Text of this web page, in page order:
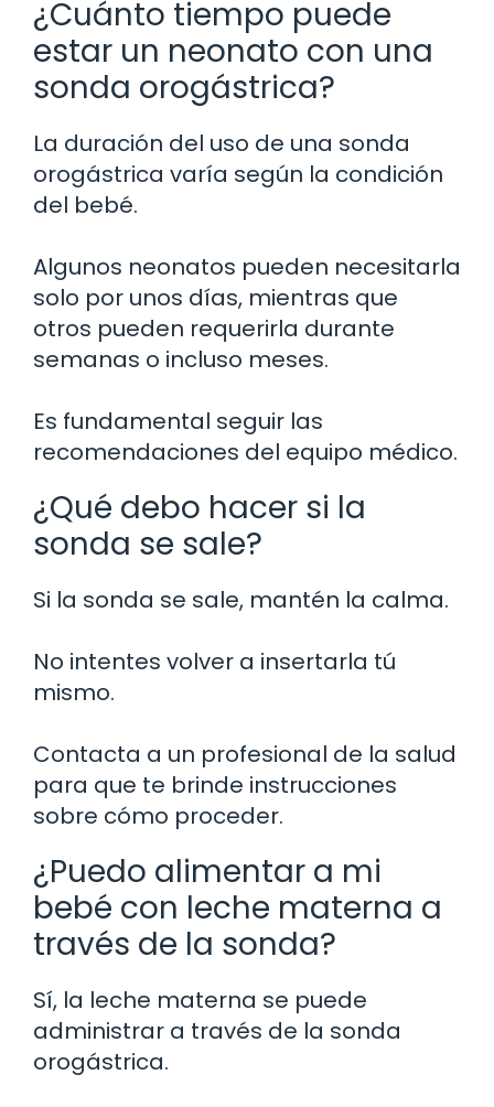
¿Cuánto tiempo puede
estar un neonato con una
sonda orogástrica?
La duración del uso de una sonda
orogástrica varía según la condición
del bebé.
Algunos neonatos pueden necesitarla
solo por unos días, mientras que
otros pueden requerirla durante
semanas o incluso meses.
Es fundamental seguir las
recomendaciones del equipo médico.
¿Qué debo hacer si la
sonda se sale?
Si la sonda se sale, mantén la calma.
No intentes volver a insertarla tú
mismo.
Contacta a un profesional de la salud
para que te brinde instrucciones
sobre cómo proceder.
¿Puedo alimentar a mi
bebé con leche materna a
través de la sonda?
Sí, la leche materna se puede
administrar a través de la sonda
orogástrica.